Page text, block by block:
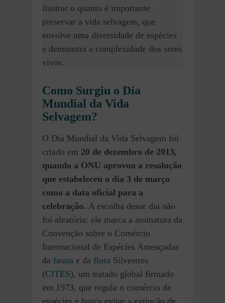
ilustrar o quanto é importante
preservar a vida selvagem, que
envolve uma diversidade de espécies
e demonstra a complexidade dos seres
vivos.
Como Surgiu o Dia
Mundial da Vida
Selvagem?
O Dia Mundial da Vida Selvagem foi
criado em 20 de dezembro de 2013,
quando a ONU aprovou a resolução
que estabeleceu o dia 3 de março
como a data oficial para a
celebração. A escolha desse dia não
foi aleatória: ele marca a assinatura da
Convenção sobre o Comércio
Internacional de Espécies Ameaçadas
da fauna e da flora Silvestres
(CITES), um tratado global firmado
em 1973, que regula o comércio de
espécies e busca evitar a extinção de